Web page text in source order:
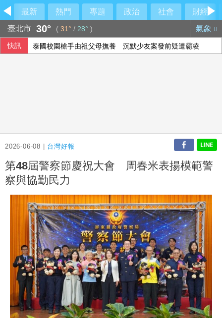
最新 熱門 專題 政治 社會
財經
臺北市 30° ( 31° / 28° ) 氣象
快訊 泰國校園槍手由祖父母撫養 沉默少友案發前疑遭霸凌
2026-06-08 | 台灣好報
第48屆警察節慶祝大會 周春米表揚模範警
察與協勤民力